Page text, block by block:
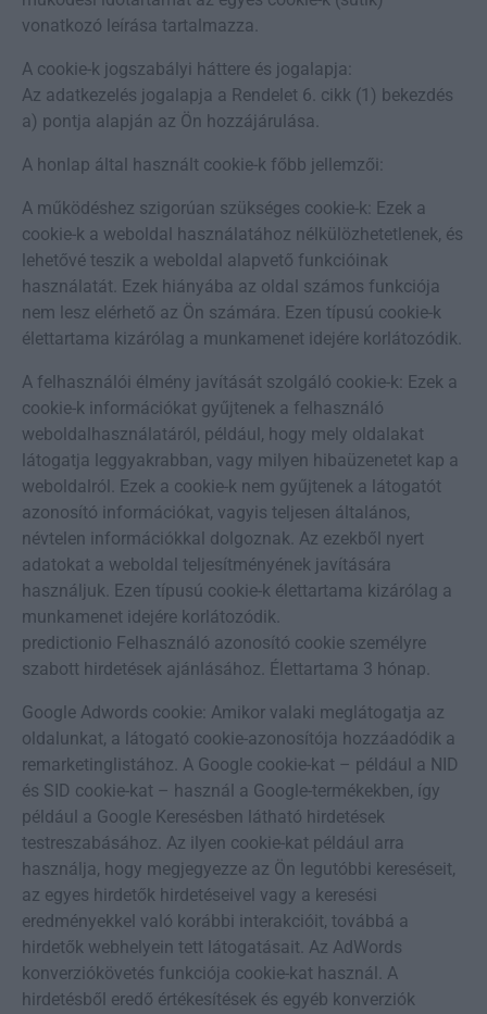
vonatkozó leírása tartalmazza.
A cookie-k jogszabályi háttere és jogalapja:
Az adatkezelés jogalapja a Rendelet 6. cikk (1) bekezdés
a) pontja alapján az Ön hozzájárulása.
A honlap által használt cookie-k főbb jellemzői:
A működéshez szigorúan szükséges cookie-k: Ezek a
cookie-k a weboldal használatához nélkülözhetetlenek, és
lehetővé teszik a weboldal alapvető funkcióinak
használatát. Ezek hiányába az oldal számos funkciója
nem lesz elérhető az Ön számára. Ezen típusú cookie-k
élettartama kizárólag a munkamenet idejére korlátozódik.
A felhasználói élmény javítását szolgáló cookie-k: Ezek a
cookie-k információkat gyűjtenek a felhasználó
weboldalhasználatáról, például, hogy mely oldalakat
látogatja leggyakrabban, vagy milyen hibaüzenetet kap a
weboldalról. Ezek a cookie-k nem gyűjtenek a látogatót
azonosító információkat, vagyis teljesen általános,
névtelen információkkal dolgoznak. Az ezekből nyert
adatokat a weboldal teljesítményének javítására
használjuk. Ezen típusú cookie-k élettartama kizárólag a
munkamenet idejére korlátozódik.
predictionio Felhasználó azonosító cookie személyre
szabott hirdetések ajánlásához. Élettartama 3 hónap.
Google Adwords cookie: Amikor valaki meglátogatja az
oldalunkat, a látogató cookie-azonosítója hozzáadódik a
remarketinglistához. A Google cookie-kat – például a NID
és SID cookie-kat – használ a Google-termékekben, így
például a Google Keresésben látható hirdetések
testreszabásához. Az ilyen cookie-kat például arra
használja, hogy megjegyezze az Ön legutóbbi kereséseit,
az egyes hirdetők hirdetéseivel vagy a keresési
eredményekkel való korábbi interakcióit, továbbá a
hirdetők webhelyein tett látogatásait. Az AdWords
konverziókövetés funkciója cookie-kat használ. A
hirdetésből eredő értékesítések és egyéb konverziók